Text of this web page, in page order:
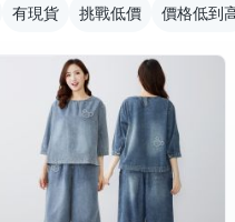
有現貨 挑戰低價 價格低到